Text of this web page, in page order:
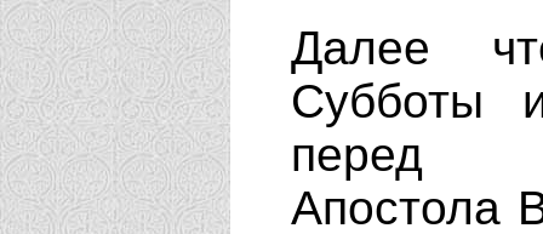
Далее
Субботы
перед
Апостола